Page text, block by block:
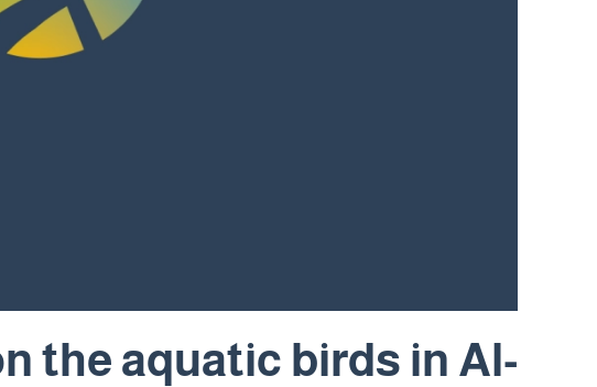
the aquatic birds in Al-